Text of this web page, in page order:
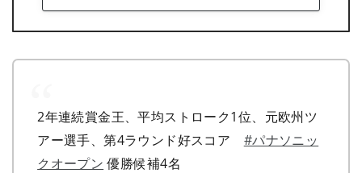
2年連続賞金王、平均ストローク1位、元欧州ツ
アー選手、第4ラウンド好スコア #パナソニッ
クオープン 優勝候補4名